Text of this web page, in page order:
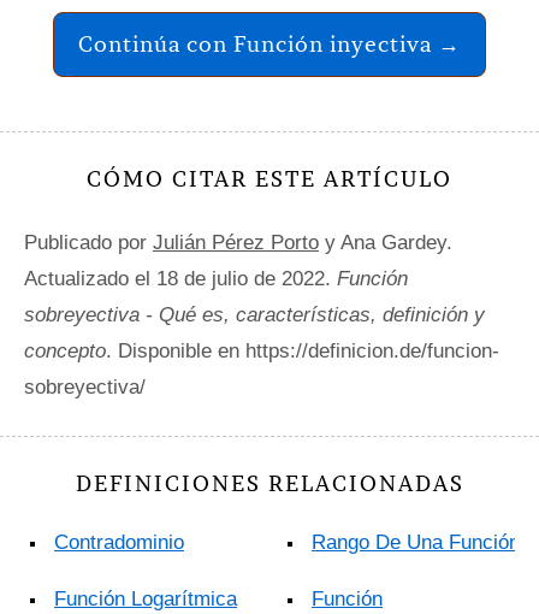
Continúa con Función inyectiva →
CÓMO CITAR ESTE ARTÍCULO
Publicado por Julián Pérez Porto y Ana Gardey.
Actualizado el 18 de julio de 2022. Función
sobreyectiva - Qué es, características, definición y
concepto. Disponible en https://definicion.de/funcion-
sobreyectiva/
DEFINICIONES RELACIONADAS
Contradominio
Función Logarítmica
Rango De Una Función
Función